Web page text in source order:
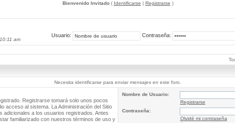
Bienvenido Invitado( Identificarse | Registrarse )
am
Usuario: Contraseña:
Necesita identificarse para enviar mensajes en este foro.
Registrarse tomará solo unos pocos
acceso al sistema. La Administración del Sitio
adicionales a los usuarios registrados. Antes
familiarizado con nuestros términos de uso y
Nombre de Usuario:
Registrarse
Contraseña:
Olvidé mi contraseña